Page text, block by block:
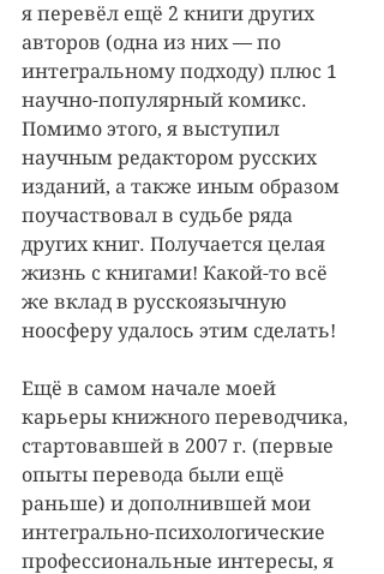
я перевёл ещё 2 книги других
авторов (одна из них — по
интегральному подходу) плюс 1
научно-популярный комикс.
Помимо этого, я выступил
научным редактором русских
изданий, а также иным образом
поучаствовал в судьбе ряда
других книг. Получается целая
жизнь с книгами! Какой-то всё
же вклад в русскоязычную
ноосферу удалось этим сделать!
Ещё в самом начале моей
карьеры книжного переводчика,
стартовавшей в 2007 г. (первые
опыты перевода были ещё
раньше) и дополнившей мои
интегрально-психологические
профессиональные интересы, я